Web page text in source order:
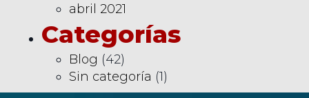
abril 2021
Categorías
Blog (42)
Sin categoría (1)